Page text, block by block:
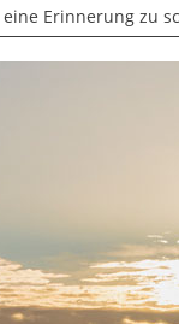
Erinnerung zu